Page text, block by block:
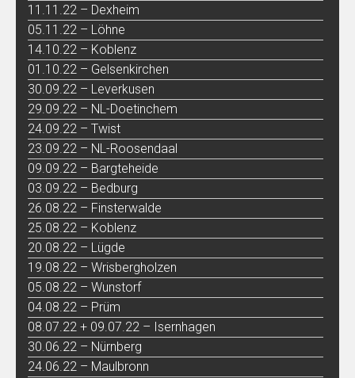
11.11.22 – Dexheim
05.11.22 – Löhne
14.10.22 – Koblenz
01.10.22 – Gelsenkirchen
30.09.22 – Leverkusen
29.09.22 – NL-Doetinchem
24.09.22 – Twist
23.09.22 – NL-Roosendaal
09.09.22 – Bargteheide
03.09.22 – Bedburg
26.08.22 – Finsterwalde
25.08.22 – Koblenz
20.08.22 – Lügde
19.08.22 – Wrisbergholzen
05.08.22 – Wunstorf
04.08.22 – Prüm
08.07.22 + 09.07.22 – Isernhagen
30.06.22 – Nürnberg
24.06.22 – Maulbronn